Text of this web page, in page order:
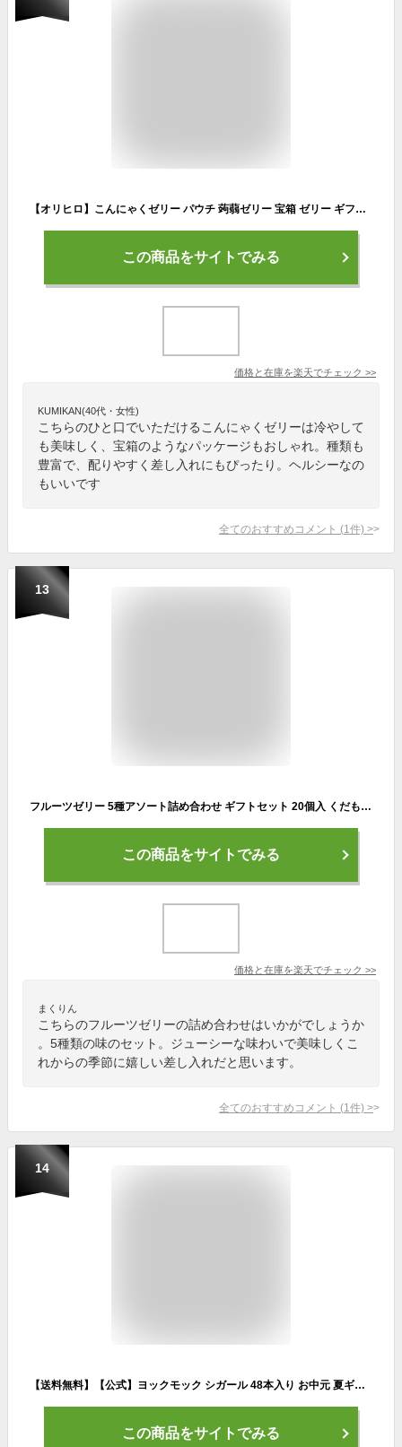
【オリヒロ】こんにゃくゼリー パウチ 蒟蒻ゼリー 宝箱 ゼリー ギフト 8種類 960g プレミアムカフェ 3種類 1200g ゼリー 詰め合わせ プレゼント ヘルシー おやつ ダイエット 女性 子供 イベント 差し入れ 送料無料
この商品をサイトでみる
価格と在庫を楽天でチェック >>
KUMIKAN(40代・女性)
こちらのひと口でいただけるこんにゃくゼリーは冷やして
も美味しく、宝箱のようなパッケージもおしゃれ。種類も
豊富で、配りやすく差し入れにもぴったり。ヘルシーなの
もいいです
全てのおすすめコメント (1 件) >
13
フルーツゼリー 5種アソート詰め合わせ ギフトセット 20個入 くだものゼリー お中元 スイーツ お菓子
この商品をサイトでみる
価格と在庫を楽天でチェック >>
まくりん
こちらのフルーツゼリーの詰め合わせはいかがでしょうか
。5種類の味のセット。ジューシーな味わいで美味しくこ
れからの季節に嬉しい差し入れだと思います。
全てのおすすめコメント (1 件) >
14
【送料無料】【公式】ヨックモック シガール 48本入り お中元 夏ギフト プレゼント お取り寄せ ギフト プチギフト クッキー 洋菓子 お菓子 焼き菓子 スイーツ フィナンシェ 詰め合わせ 手土産 食べ物 個包装 お礼 お祝い
この商品をサイトでみる